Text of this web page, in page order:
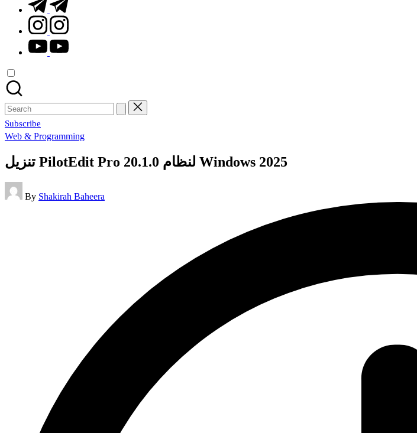
instagram.com
youtube.com
Search
for:
Subscribe
Posted
Web & Programming
تنزيل PilotEdit Pro 20.1.0 لنظام Windows 2025
Posted
by
By Shakirah Baheera